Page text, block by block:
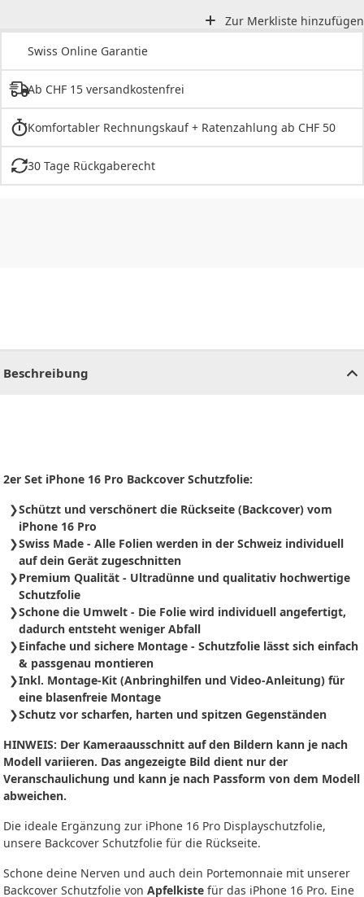
Zur Merkliste hinzufügen
Swiss Online Garantie
Ab CHF 15 versandkostenfrei
Komfortabler Rechnungskauf + Ratenzahlung ab CHF 50
30 Tage Rückgaberecht
Beschreibung
2er Set iPhone 16 Pro Backcover Schutzfolie:
Schützt und verschönert die Rückseite (Backcover) vom
iPhone 16 Pro
Swiss Made - Alle Folien werden in der Schweiz individuell
auf dein Gerät zugeschnitten
Premium Qualität - Ultradünne und qualitativ hochwertige
Schutzfolie
Schone die Umwelt - Die Folie wird individuell angefertigt,
dadurch entsteht weniger Abfall
Einfache und sichere Montage - Schutzfolie lässt sich einfach
& passgenau montieren
Inkl. Montage-Kit (Anbringhilfen und Video-Anleitung) für
eine blasenfreie Montage
Schutz vor scharfen, harten und spitzen Gegenständen
HINWEIS: Der Kameraausschnitt auf den Bildern kann je nach
Modell variieren. Das angezeigte Bild dient nur der
Veranschaulichung und kann je nach Passform von dem Modell
abweichen.
Die ideale Ergänzung zur iPhone 16 Pro Displayschutzfolie,
unsere Backcover Schutzfolie für die Rückseite.
Schone deine Nerven und auch dein Portemonnaie mit unserer
Backcover Schutzfolie von Apfelkiste für das iPhone 16 Pro. Eine